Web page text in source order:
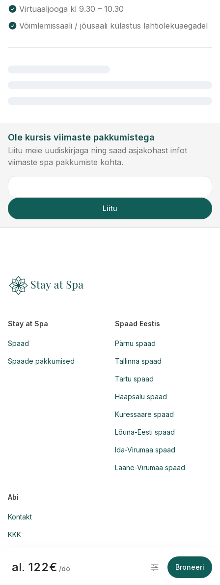
Virtuaaljooga kl 9.30 – 10.30
Võimlemissaali / jõusaali külastus lahtiolekuaegadel
al. 122€ /öö Broneeri
Ole kursis viimaste pakkumistega
Liitu meie uudiskirjaga ning saad asjakohast infot
viimaste spa pakkumiste kohta.
Liitu
Stay at Spa
Spaad
Spaade pakkumised
Spaad Eestis
Pärnu spaad
Tallinna spaad
Tartu spaad
Haapsalu spaad
Kuressaare spaad
Lõuna-Eesti spaad
Ida-Virumaa spaad
Lääne-Virumaa spaad
Abi
Kontakt
KKK